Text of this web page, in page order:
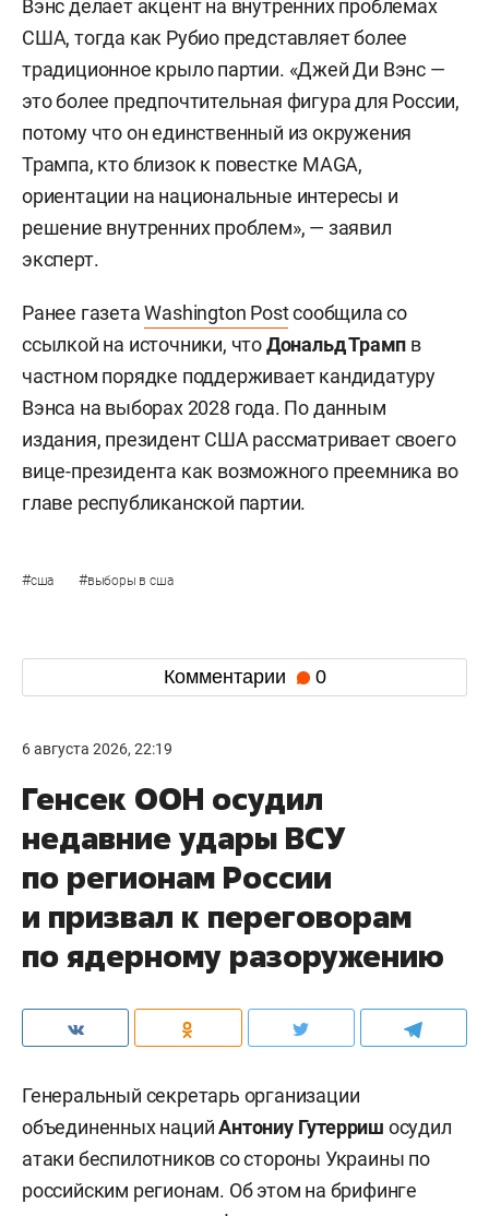
Вэнс делает акцент на внутренних проблемах
США, тогда как Рубио представляет более
традиционное крыло партии. «Джей Ди Вэнс —
это более предпочтительная фигура для России,
потому что он единственный из окружения
Трампа, кто близок к повестке MAGA,
ориентации на национальные интересы и
решение внутренних проблем», — заявил
эксперт.
Ранее газетаWashington Postсообщила со
ссылкой на источники, чтоДональд Трамп в
частном порядке поддерживает кандидатуру
Вэнса на выборах 2028 года. По данным
издания, президент США рассматривает своего
вице-президента как возможного преемника во
главе республиканской партии.
#сша #выборы в сша
Комментарии 0
6 августа 2026, 22:19
Генсек ООН осудил
недавние удары ВСУ
по регионам России
и призвал к переговорам
по ядерному разоружению
Генеральный секретарь организации
объединенных нацийАнтониу Гутерриш осудил
атаки беспилотников со стороны Украины по
российским регионам. Об этом на брифинге